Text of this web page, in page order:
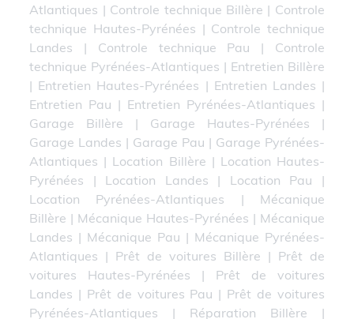
Atlantiques | Controle technique Billère | Controle
technique Hautes-Pyrénées | Controle technique
Landes | Controle technique Pau | Controle
technique Pyrénées-Atlantiques | Entretien Billère
| Entretien Hautes-Pyrénées | Entretien Landes |
Entretien Pau | Entretien Pyrénées-Atlantiques |
Garage Billère | Garage Hautes-Pyrénées |
Garage Landes | Garage Pau | Garage Pyrénées-
Atlantiques | Location Billère | Location Hautes-
Pyrénées | Location Landes | Location Pau |
Location Pyrénées-Atlantiques | Mécanique
Billère | Mécanique Hautes-Pyrénées | Mécanique
Landes | Mécanique Pau | Mécanique Pyrénées-
Atlantiques | Prêt de voitures Billère | Prêt de
voitures Hautes-Pyrénées | Prêt de voitures
Landes | Prêt de voitures Pau | Prêt de voitures
Pyrénées-Atlantiques | Réparation Billère |